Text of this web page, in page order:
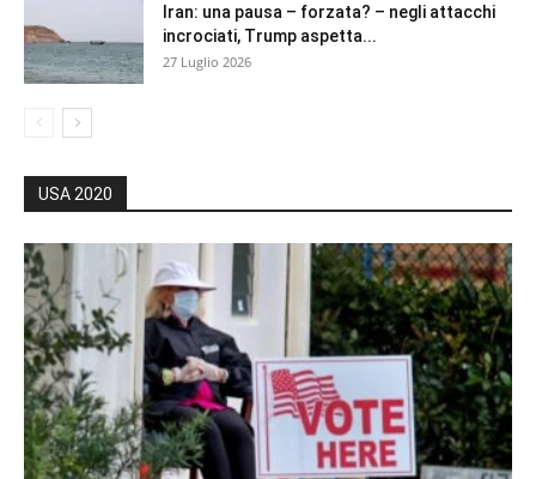
Iran: una pausa – forzata? – negli attacchi
incrociati, Trump aspetta...
27 Luglio 2026
USA 2020